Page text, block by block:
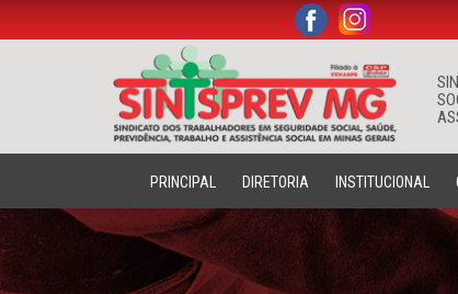
. .
PRINCIPAL DIRETORIA INSTITUCIONAL